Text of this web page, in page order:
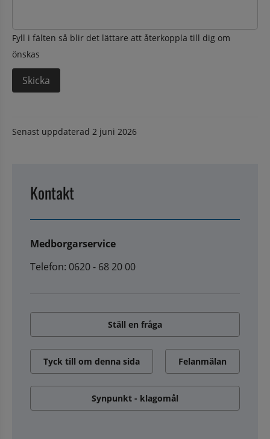
Fyll i fälten så blir det lättare att återkoppla till dig om
önskas
Senast uppdaterad 2 juni 2026
Kontakt
Medborgarservice
Telefon: 0620 - 68 20 00
Ställ en fråga
Tyck till om denna sida Felanmälan
Synpunkt - klagomål